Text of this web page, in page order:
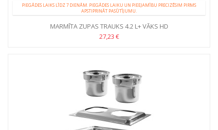
PIEGĀDES LAIKS LĪDZ 7 DIENĀM. PIEGĀDES LAIKU UN PIEEJAMĪBU PRECIZĒSIM PIRMS
APSTIPRINĀT PASŪTĪJUMU.
MARMĪTA ZUPAS TRAUKS 4.2 L+ VĀKS HD
27,23 €